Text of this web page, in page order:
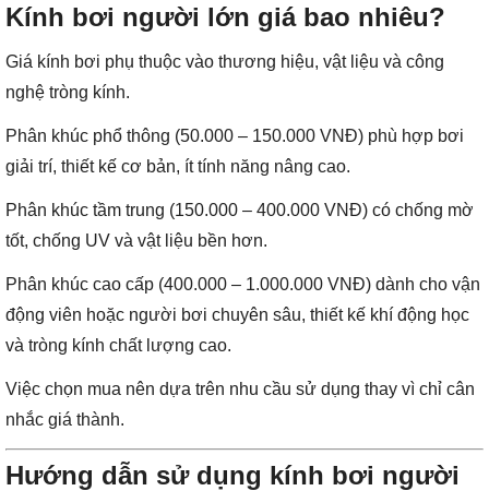
Kính bơi người lớn giá bao nhiêu?
Giá kính bơi phụ thuộc vào thương hiệu, vật liệu và công
nghệ tròng kính.
Phân khúc phổ thông (50.000 – 150.000 VNĐ) phù hợp bơi
giải trí, thiết kế cơ bản, ít tính năng nâng cao.
Phân khúc tầm trung (150.000 – 400.000 VNĐ) có chống mờ
tốt, chống UV và vật liệu bền hơn.
Phân khúc cao cấp (400.000 – 1.000.000 VNĐ) dành cho vận
động viên hoặc người bơi chuyên sâu, thiết kế khí động học
và tròng kính chất lượng cao.
Việc chọn mua nên dựa trên nhu cầu sử dụng thay vì chỉ cân
nhắc giá thành.
Hướng dẫn sử dụng kính bơi người